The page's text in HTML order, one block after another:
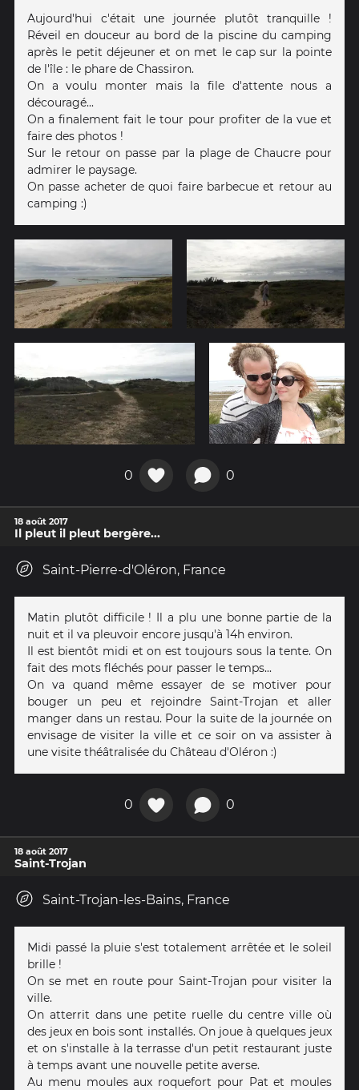
Aujourd'hui c'était une journée plutôt tranquille !
Réveil en douceur au bord de la piscine du camping
après le petit déjeuner et on met le cap sur la pointe
de l'île : le phare de Chassiron.
On a voulu monter mais la file d'attente nous a
découragé...
On a finalement fait le tour pour profiter de la vue et
faire des photos !
Sur le retour on passe par la plage de Chaucre pour
admirer le paysage.
On passe acheter de quoi faire barbecue et retour au
camping :)
0 0
18 août 2017
Il pleut il pleut bergère...
Saint-Pierre-d'Oléron, France
Matin plutôt difficile ! Il a plu une bonne partie de la
nuit et il va pleuvoir encore jusqu'à 14h environ.
Il est bientôt midi et on est toujours sous la tente. On
fait des mots fléchés pour passer le temps...
On va quand même essayer de se motiver pour
bouger un peu et rejoindre Saint-Trojan et aller
manger dans un restau. Pour la suite de la journée on
envisage de visiter la ville et ce soir on va assister à
une visite théâtralisée du Château d'Oléron :)
0 0
18 août 2017
Saint-Trojan
Saint-Trojan-les-Bains, France
Midi passé la pluie s'est totalement arrêtée et le soleil
brille !
On se met en route pour Saint-Trojan pour visiter la
ville.
On atterrit dans une petite ruelle du centre ville où
des jeux en bois sont installés. On joue à quelques jeux
et on s'installe à la terrasse d'un petit restaurant juste
à temps avant une nouvelle petite averse.
Au menu moules aux roquefort pour Pat et moules